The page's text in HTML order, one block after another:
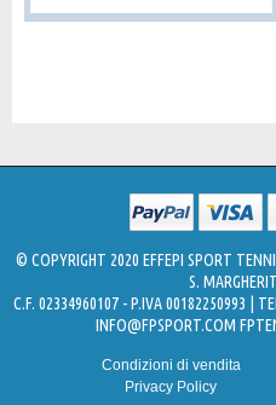
© COPYRIGHT 2020 EFFEPI SPORT
S.
C.F. 02334960107 - P.IVA 00182250993 |
INFO@FPSPORT.COM
Condizioni di vendita
Privacy Policy